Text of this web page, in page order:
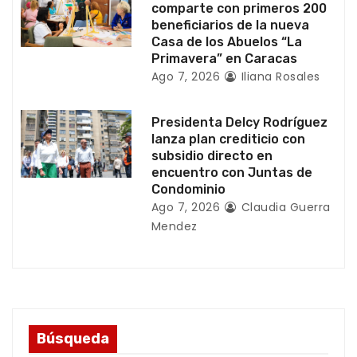
a
comparte con primeros 200
beneficiarios de la nueva
Casa de los Abuelos “La
Primavera” en Caracas
Ago 7, 2026 Iliana Rosales
Presidenta Delcy Rodríguez
lanza plan crediticio con
subsidio directo en
encuentro con Juntas de
Condominio
Ago 7, 2026
Claudia Guerra
Mendez
Búsqueda